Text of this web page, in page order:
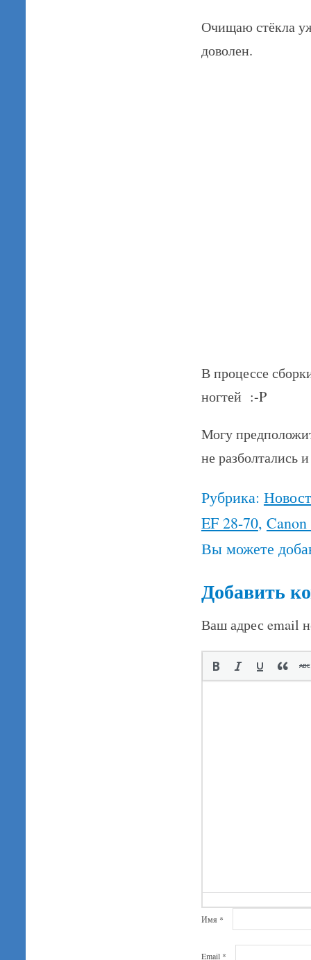
Очищаю стёкла
доволен.
В процессе
ногтей :-P
Могу
не разболтались
Рубрика:
EF 28-70,
Вы можете
Добавить
Ваш адрес email
Имя *
Email *